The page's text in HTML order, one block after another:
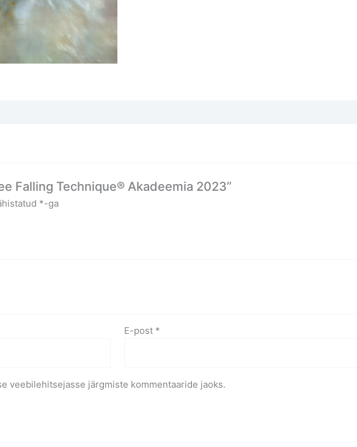
Falling Technique® Akadeemia 2023”
*-ga
E-post *
veebilehitsejasse järgmiste kommentaaride jaoks.